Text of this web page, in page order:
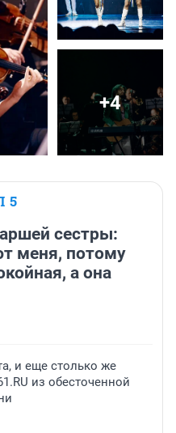
+4
5
сестры:
меня, потому
а она
и еще столько же
из обесточенной